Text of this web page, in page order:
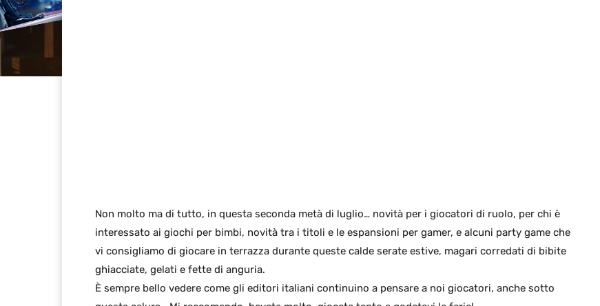
Non molto ma di tutto, in questa seconda metà di luglio… novità per i giocatori di ruolo, per chi è
interessato ai giochi per bimbi, novità tra i titoli e le espansioni per gamer, e alcuni party game che
vi consigliamo di giocare in terrazza durante queste calde serate estive, magari corredati di bibite
ghiacciate, gelati e fette di anguria.
È sempre bello vedere come gli editori italiani continuino a pensare a noi giocatori, anche sotto